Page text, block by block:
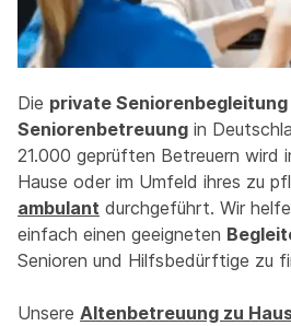
Die private Seniorenbegleitung
Seniorenbetreuung in
21.000 geprüften Betreuern wird
Hause oder im Umfeld ihres zu
ambulant durchgeführt. Wir
einfach einen geeigneten
Senioren und Hilfsbedürftige zu
Unsere Altenbetreuung zu